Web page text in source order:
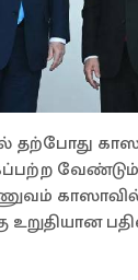
தற்போது
வேண்டும்